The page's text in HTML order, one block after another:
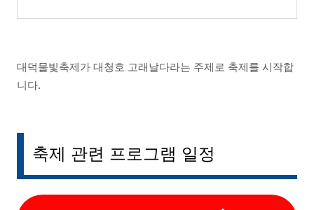
대덕물빛축제가 대청호 고래날다라는 주제로 축제를 시작합
니다.
축제 관련 프로그램 일정